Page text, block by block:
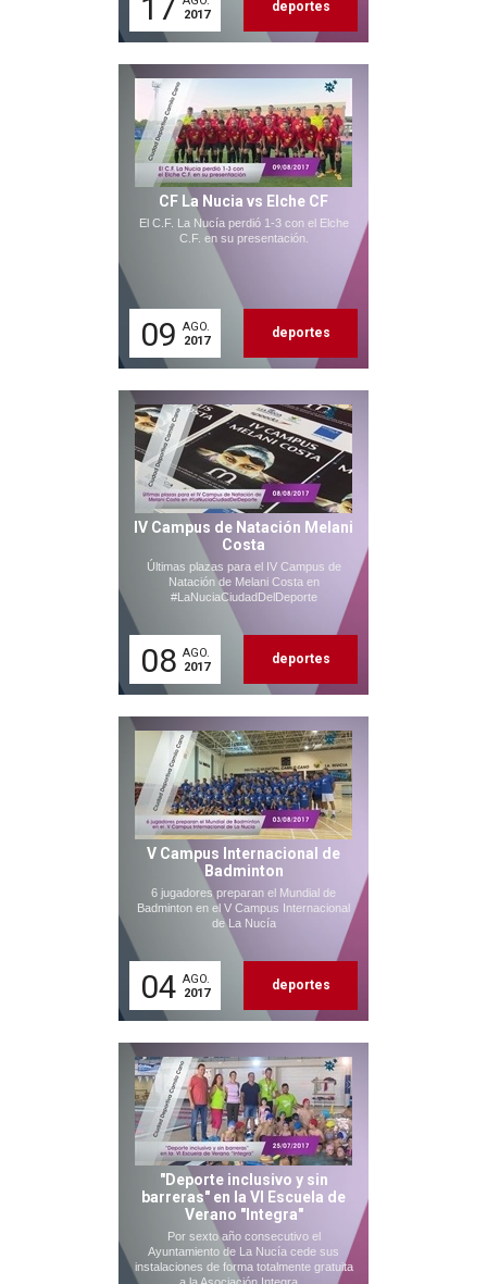
17
2017
deportes
CF La Nucia vs Elche CF
El C.F. La Nucía perdió 1-3 con el Elche
C.F. en su presentación.
09 AGO.
2017
deportes
IV Campus de Natación Melani
Costa
Últimas plazas para el IV Campus de
Natación de Melani Costa en
#LaNuciaCiudadDelDeporte
08 AGO.
2017
deportes
V Campus Internacional de
Badminton
6 jugadores preparan el Mundial de
Badminton en el V Campus Internacional
de La Nucía
04 AGO.
2017
deportes
"Deporte inclusivo y sin
barreras" en la VI Escuela de
Verano "Integra"
Por sexto año consecutivo el
Ayuntamiento de La Nucía cede sus
instalaciones de forma totalmente gratuita